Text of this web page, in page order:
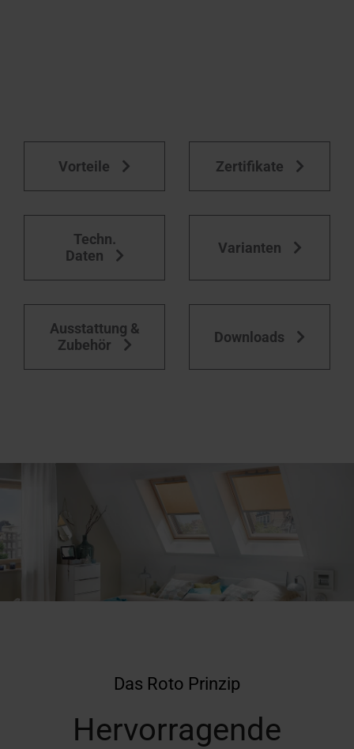
Vorteile Zertifikate
Techn.
Daten
Varianten
Ausstattung &
Zubehör
Downloads
Das Roto Prinzip
Hervorragende